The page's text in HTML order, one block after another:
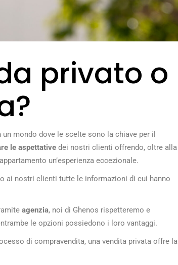
privato o
mondo dove le scelte sono la chiave per il
le aspettative dei nostri clienti offrendo, oltre alla
un’esperienza eccezionale.
ai nostri clienti tutte le informazioni di cui hanno
agenzia, noi di Ghenos rispetteremo e
le opzioni possiedono i loro vantaggi.
di compravendita, una vendita privata offre la